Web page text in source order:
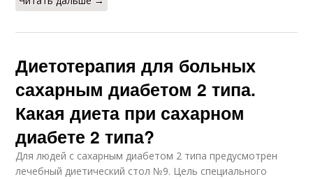
Диетотерапия для больных
сахарным диабетом 2 типа.
Какая диета при сахарном
диабете 2 типа?
Для людей с сахарным диабетом 2 типа предусмотрен
лечебный диетический стол №9. Цель специального